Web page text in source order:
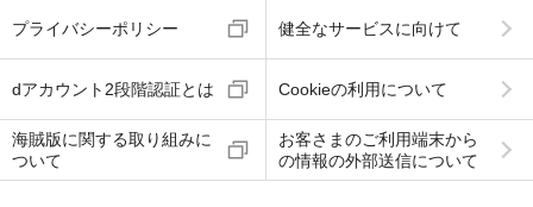
プライバシーポリシー 健全なサービスに向けて
dアカウント2段階認証とは Cookieの利用について
海賊版に関する取り組みに
ついて
お客さまのご利用端末から
の情報の外部送信について